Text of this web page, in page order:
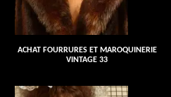
ACHAT FOURRURES ET MAROQUINERIE
VINTAGE 33